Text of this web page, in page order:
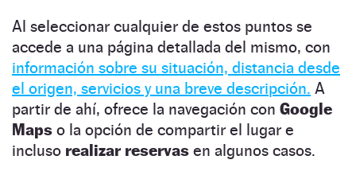
Al seleccionar cualquier de estos puntos se
accede a una página detallada del mismo, con
información sobre su situación, distancia desde
el origen, servicios y una breve descripción. A
partir de ahí, ofrece la navegación con Google
Maps o la opción de compartir el lugar e
incluso realizar reservas en algunos casos.